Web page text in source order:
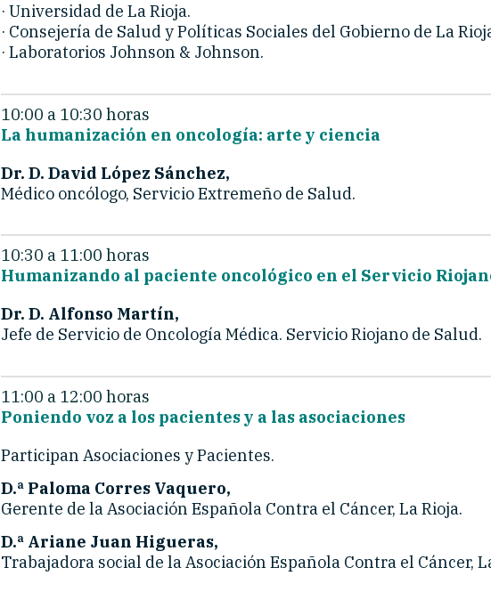
· Universidad de La Rioja.
· Consejería de Salud y Políticas Sociales del Gobierno de La
· Laboratorios Johnson & Johnson.
10:00 a 10:30 horas
La humanización en oncología: arte y ciencia
Dr. D. David López Sánchez,
Médico oncólogo, Servicio Extremeño de Salud.
10:30 a 11:00 horas
Humanizando al paciente oncológico en el Servicio
Dr. D. Alfonso Martín,
Jefe de Servicio de Oncología Médica. Servicio Riojano de Salud.
11:00 a 12:00 horas
Poniendo voz a los pacientes y a las asociaciones
Participan Asociaciones y Pacientes.
D.ª Paloma Corres Vaquero,
Gerente de la Asociación Española Contra el Cáncer, La Rioja.
D.ª Ariane Juan Higueras,
Trabajadora social de la Asociación Española Contra el Cáncer,